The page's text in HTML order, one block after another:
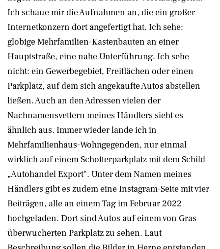
Ich schaue mir die Aufnahmen an, die ein großer
Internetkonzern dort angefertigt hat. Ich sehe:
globige Mehrfamilien-Kastenbauten an einer
Hauptstraße, eine nahe Unterführung. Ich sehe
nicht: ein Gewerbegebiet, Freiflächen oder einen
Parkplatz, auf dem sich angekaufte Autos abstellen
ließen. Auch an den Adressen vielen der
Nachnamensvettern meines Händlers sieht es
ähnlich aus. Immer wieder lande ich in
Mehrfamilienhaus-Wohngegenden, nur einmal
wirklich auf einem Schotterparkplatz mit dem Schild
„Autohandel Export“. Unter dem Namen meines
Händlers gibt es zudem eine Instagram-Seite mit vier
Beiträgen, alle an einem Tag im Februar 2022
hochgeladen. Dort sind Autos auf einem von Gras
überwucherten Parkplatz zu sehen. Laut